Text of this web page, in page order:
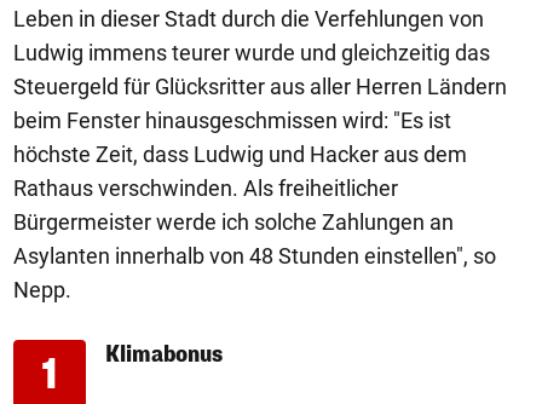
Leben in dieser Stadt durch die Verfehlungen von
Ludwig immens teurer wurde und gleichzeitig das
Steuergeld für Glücksritter aus aller Herren Ländern
beim Fenster hinausgeschmissen wird: "Es ist
höchste Zeit, dass Ludwig und Hacker aus dem
Rathaus verschwinden. Als freiheitlicher
Bürgermeister werde ich solche Zahlungen an
Asylanten innerhalb von 48 Stunden einstellen", so
Nepp.
1 Klimabonus